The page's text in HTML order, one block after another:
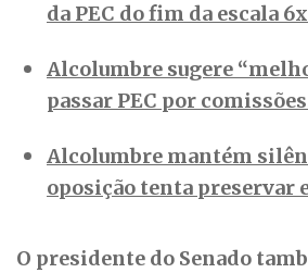
da PEC do fim da escala
Alcolumbre sugere
passar PEC por
Alcolumbre mantém
oposição tenta preservar
O presidente do Senado